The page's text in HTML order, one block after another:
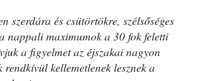
szerdára és csütörtökre, szélsőséges
nappali maximumok a 30 fok feletti
a figyelmet az éjszakai nagyon
kellemetlenek lesznek a